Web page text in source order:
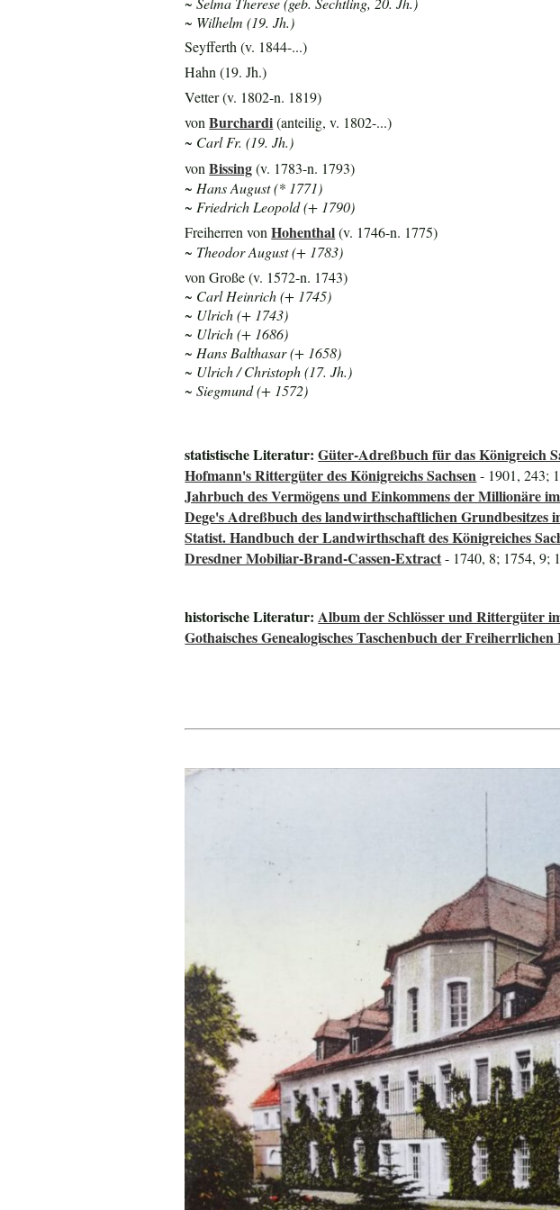
~ Wilhelm (19. Jh.)
Seyfferth (v. 1844-...)
Hahn (19. Jh.)
Vetter (v. 1802-n. 1819)
vonBurchardi(anteilig, v. 1802-...)
~ Carl Fr. (19. Jh.)
vonBissing(v. 1783-n. 1793)
~ Hans August (* 1771)
~ Friedrich Leopold (+ 1790)
Freiherren vonHohenthal(v. 1746-n. 1775)
~ Theodor August (+ 1783)
von Große (v. 1572-n. 1743)
~ Carl Heinrich (+ 1745)
~ Ulrich (+ 1743)
~ Ulrich (+ 1686)
~ Hans Balthasar (+ 1658)
~ Ulrich / Christoph (17. Jh.)
~ Siegmund (+ 1572)
statistische Literatur:Güter-Adreßbuch für das Königreich
Hofmann's Rittergüter des Königreichs Sachsen- 1901, 243;
Jahrbuch des Vermögens und Einkommens der Millionäre
Dege's Adreßbuch des landwirthschaftlichen Grundbesitzes
Statist. Handbuch der Landwirthschaft des Königreiches
Dresdner Mobiliar-Brand-Cassen-Extract- 1740, 8; 1754, 9;
historische Literatur:Album der Schlösser und Rittergüter
Gothaisches Genealogisches Taschenbuch der Freiherrlichen